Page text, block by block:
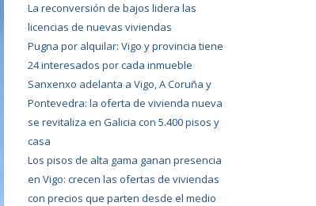
La reconversión de bajos lidera las
licencias de nuevas viviendas
Pugna por alquilar: Vigo y provincia tiene
24 interesados por cada inmueble
Sanxenxo adelanta a Vigo, A Coruña y
Pontevedra: la oferta de vivienda nueva
se revitaliza en Galicia con 5.400 pisos y
casa
Los pisos de alta gama ganan presencia
en Vigo: crecen las ofertas de viviendas
con precios que parten desde el medio